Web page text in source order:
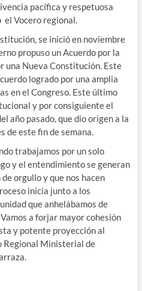
pacífica y respetuosa
el Vocero regional.
se inició en noviembre
propuso un Acuerdo por la
una Nueva Constitución. Este
logrado por una amplia
en el Congreso. Este último
y por consiguiente el
año pasado, que dio origen a la
de este fin de semana.
trabajamos por un solo
y el entendimiento se generan
orgullo y que nos hacen
inicia junto a los
que anhelábamos de
a forjar mayor cohesión
y potente proyección al
Regional Ministerial de